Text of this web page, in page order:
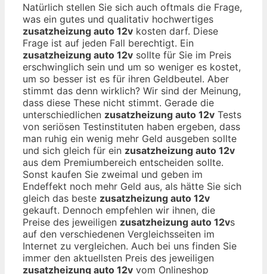
Natürlich stellen Sie sich auch oftmals die Frage,
was ein gutes und qualitativ hochwertiges
zusatzheizung auto 12v kosten darf. Diese
Frage ist auf jeden Fall berechtigt. Ein
zusatzheizung auto 12v sollte für Sie im Preis
erschwinglich sein und um so weniger es kostet,
um so besser ist es für ihren Geldbeutel. Aber
stimmt das denn wirklich? Wir sind der Meinung,
dass diese These nicht stimmt. Gerade die
unterschiedlichen zusatzheizung auto 12v Tests
von seriösen Testinstituten haben ergeben, dass
man ruhig ein wenig mehr Geld ausgeben sollte
und sich gleich für ein zusatzheizung auto 12v
aus dem Premiumbereich entscheiden sollte.
Sonst kaufen Sie zweimal und geben im
Endeffekt noch mehr Geld aus, als hätte Sie sich
gleich das beste zusatzheizung auto 12v
gekauft. Dennoch empfehlen wir ihnen, die
Preise des jeweiligen zusatzheizung auto 12vs
auf den verschiedenen Vergleichsseiten im
Internet zu vergleichen. Auch bei uns finden Sie
immer den aktuellsten Preis des jeweiligen
zusatzheizung auto 12v vom Onlineshop